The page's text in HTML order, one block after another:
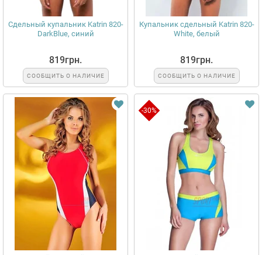
Сдельный купальник Katrin 820-
DarkBlue, синий
819грн.
СООБЩИТЬ О НАЛИЧИЕ
Купальник сдельный Katrin 820-
White, белый
819грн.
СООБЩИТЬ О НАЛИЧИЕ
-30%